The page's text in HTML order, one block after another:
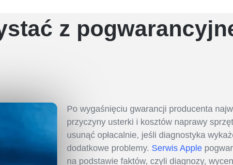
z
Po wygaśnięciu gwarancji producenta
przyczyny usterki i kosztów naprawy
usunąć opłacalnie, jeśli diagnostyka
dodatkowe problemy. Serwis Apple
na podstawie faktów, czyli diagnozy,